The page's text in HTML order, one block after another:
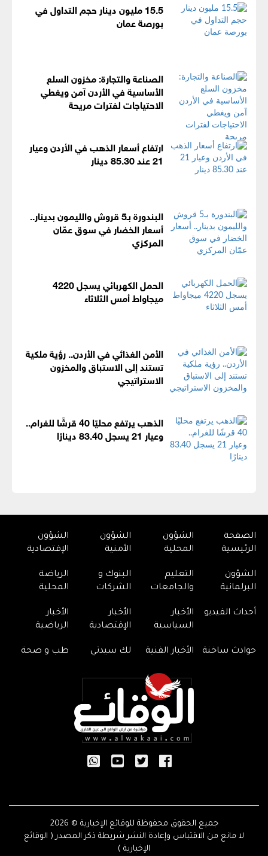
15.5 مليون دينار حجم التداول في
بورصة عمان
الصناعة والتجارة: مخزون السلع
الأساسية في الأردن آمن ويغطي
الاحتياجات لفترات مريحة
ارتفاع أسعار الذهب في الأردن وعيار
21 عند 85.30 دينار
البندورة بـ5 قروش والليمون بدينار..
أسعار الخضار في سوق عمّان
المركزي
الحمل الكهربائي يسجل 4220
ميجاواط أمس الثلاثاء
الأمن الغذائي في الأردن.. رؤية ملكية
تستند إلى الاستباق والمخزون
الاستراتيجي
الذهب يرتفع محليًا 40 قرشًا للغرام..
وعيار 21 يسجل 83.40 دينارًا
الصفحة
الرئيسية
الشؤون
المحلية
الشؤون
الأمنية
الشؤون
الإقتصادية
الشؤون
البرلمانية
التعليم
والجامعات
البنوك و
الشركات
الرياضة
المحلية
أحداث الفيديو
الأخبار
السياسية
الأخبار
الإقتصادية
الأخبار
الرياضية
حوادث ساخنة الأخبار الفنية لك سيدتي طب و صحة
جميع الحقوق محفوظة للوقائع الإخبارية © 2026
لا مانع من الاقتباس وإعادة النشر شريطة ذكر المصدر ( الوقائع
الإخبارية )